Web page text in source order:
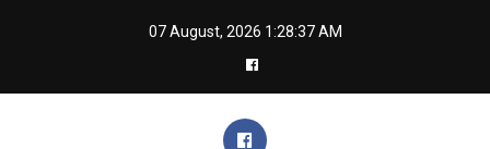
07 August, 2026 1:28:38 AM